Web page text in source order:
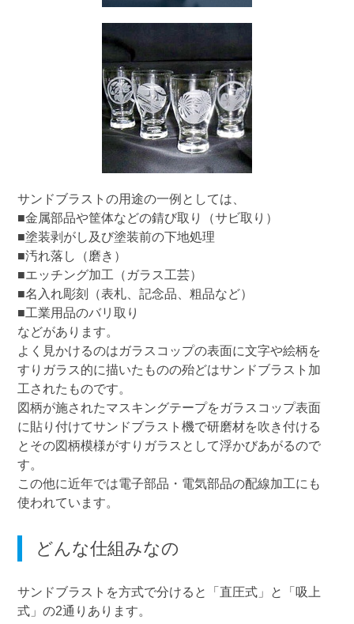
サンドブラストの用途の一例としては、
■金属部品や筐体などの錆び取り（サビ取り）
■塗装剥がし及び塗装前の下地処理
■汚れ落し（磨き）
■エッチング加工（ガラス工芸）
■名入れ彫刻（表札、記念品、粗品など）
■工業用品のバリ取り
などがあります。
よく見かけるのはガラスコップの表面に文字や絵柄を
すりガラス的に描いたものの殆どはサンドブラスト加
工されたものです。
図柄が施されたマスキングテープをガラスコップ表面
に貼り付けてサンドブラスト機で研磨材を吹き付ける
とその図柄模様がすりガラスとして浮かびあがるので
す。
この他に近年では電子部品・電気部品の配線加工にも
使われています。
どんな仕組みなの
サンドブラストを方式で分けると「直圧式」と「吸上
式」の2通りあります。